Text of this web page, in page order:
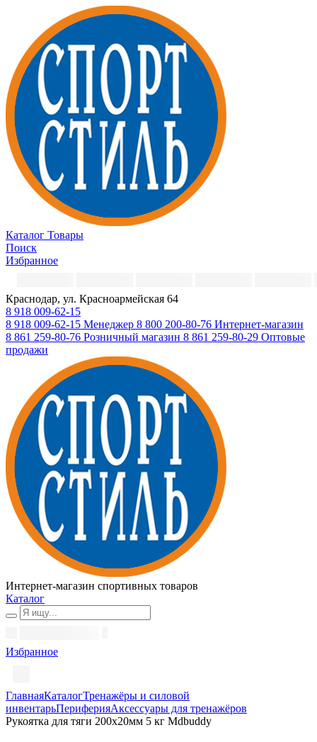
Каталог Товары
Поиск
Избранное
Краснодар, ул. Красноармейская 64
8 918 009-62-15
8 918 009-62-15 Менеджер 8 800 200-80-76 Интернет-магазин
8 861 259-80-76 Розничный магазин 8 861 259-80-29 Оптовые
продажи
Интернет-магазин спортивных товаров
Каталог
Избранное
ГлавнаяКаталогТренажёры и силовой
инвентарьПериферияАксессуары для тренажёров
Рукоятка для тяги 200х20мм 5 кг Mdbuddy